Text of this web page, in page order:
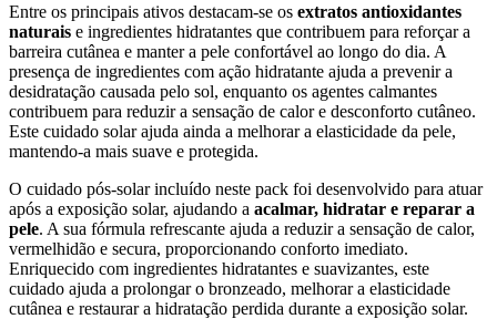
Entre os principais ativos destacam-se os extratos antioxidantes
naturais e ingredientes hidratantes que contribuem para reforçar a
barreira cutânea e manter a pele confortável ao longo do dia. A
presença de ingredientes com ação hidratante ajuda a prevenir a
desidratação causada pelo sol, enquanto os agentes calmantes
contribuem para reduzir a sensação de calor e desconforto cutâneo.
Este cuidado solar ajuda ainda a melhorar a elasticidade da pele,
mantendo-a mais suave e protegida.
O cuidado pós-solar incluído neste pack foi desenvolvido para atuar
após a exposição solar, ajudando a acalmar, hidratar e reparar a
pele. A sua fórmula refrescante ajuda a reduzir a sensação de calor,
vermelhidão e secura, proporcionando conforto imediato.
Enriquecido com ingredientes hidratantes e suavizantes, este
cuidado ajuda a prolongar o bronzeado, melhorar a elasticidade
cutânea e restaurar a hidratação perdida durante a exposição solar.